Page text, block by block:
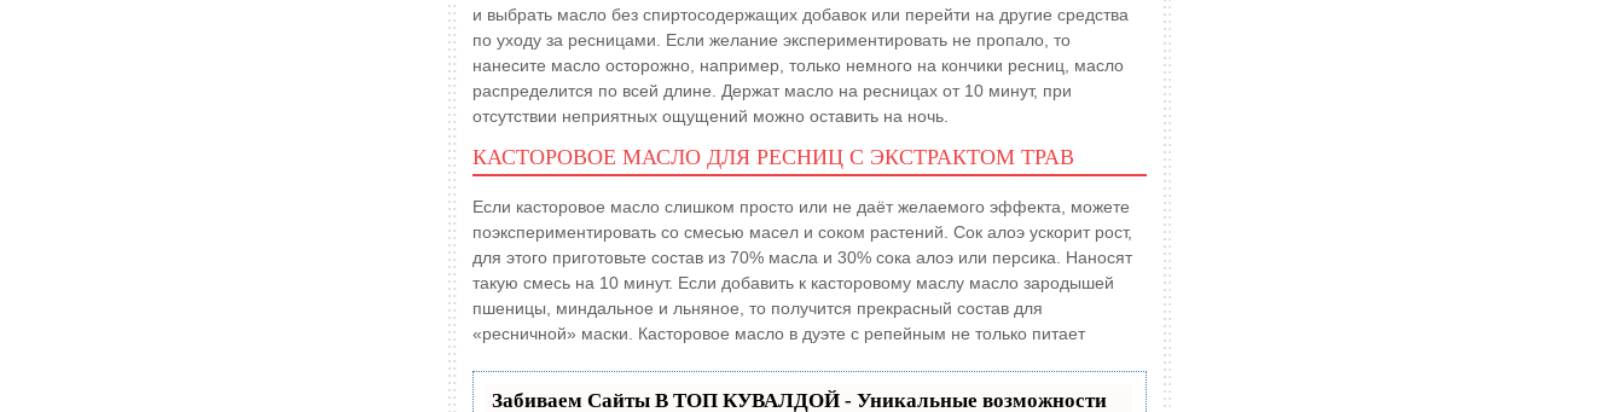
и выбрать масло без спиртосодержащих добавок или перейти на другие средства
по уходу за ресницами. Если желание экспериментировать не пропало, то
нанесите масло осторожно, например, только немного на кончики ресниц, масло
распределится по всей длине. Держат масло на ресницах от 10 минут, при
отсутствии неприятных ощущений можно оставить на ночь.
КАСТОРОВОЕ МАСЛО ДЛЯ РЕСНИЦ С ЭКСТРАКТОМ ТРАВ
Если касторовое масло слишком просто или не даёт желаемого эффекта, можете
поэкспериментировать со смесью масел и соком растений. Сок алоэ ускорит рост,
для этого приготовьте состав из 70% масла и 30% сока алоэ или персика. Наносят
такую смесь на 10 минут. Если добавить к касторовому маслу масло зародышей
пшеницы, миндальное и льняное, то получится прекрасный состав для
«ресничной» маски. Касторовое масло в дуэте с репейным не только питает
Забиваем Сайты В ТОП КУВАЛДОЙ - Уникальные возможности